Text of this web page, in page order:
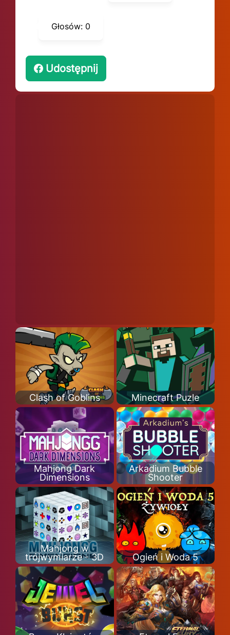
Głosów: 0
Udostępnij
Clash of Goblins Minecraft Puzle
Mahjong Dark
Dimensions
Arkadium Bubble
Shooter
Mahjong w
trójwymiarze - 3D
Ogień i Woda 5